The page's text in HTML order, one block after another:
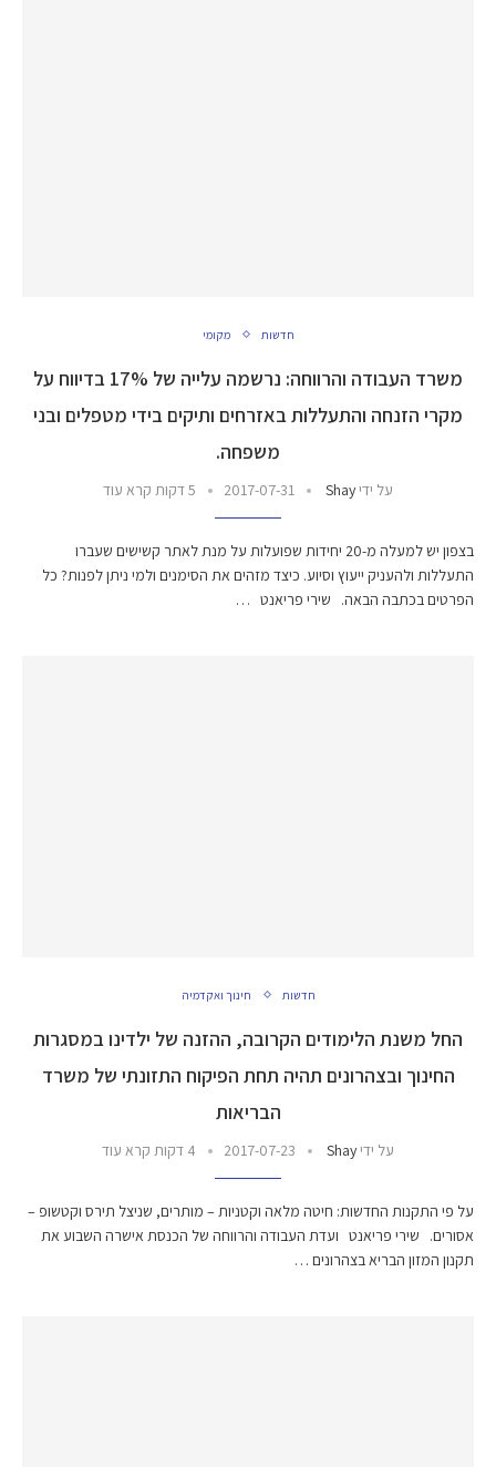
חדשות מקומי
משרד העבודה והרווחה: נרשמה עלייה של 17% בדיווח על
מקרי הזנחה והתעללות באזרחים ותיקים בידי מטפלים ובני
משפחה.
על ידיShay
2017-07-31 5 דקות קרא עוד
בצפון יש למעלה מ-20 יחידות שפועלות על מנת לאתר קשישים שעברו
התעללות ולהעניק ייעוץ וסיוע. כיצד מזהים את הסימנים ולמי ניתן לפנות? כל
הפרטים בכתבה הבאה. שירי פריאנט …
חדשות חינוך ואקדמיה
החל משנת הלימודים הקרובה, ההזנה של ילדינו במסגרות
החינוך ובצהרונים תהיה תחת הפיקוח התזונתי של משרד
הבריאות
על ידיShay
2017-07-23 4 דקות קרא עוד
על פי התקנות החדשות: חיטה מלאה וקטניות – מותרים, שניצל תירס וקטשופ –
אסורים. שירי פריאנט ועדת העבודה והרווחה של הכנסת אישרה השבוע את
תקנון המזון הבריא בצהרונים …